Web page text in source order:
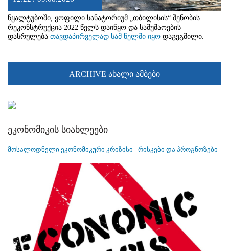
წყალტუბოში, ყოფილი სანატორიუმ „თბილისის“ შენობის
რეკონსტრუქცია 2022 წელს დაიწყო და სამუშაოების
დასრულება თავდაპირველად სამ წელში იყო დაგეგმილი.
ARCHIVE ახალი ამბები
ეკონომიკის სიახლეები
მოსალოდნელი ეკონომიკური კრიზისი - რისკები და პროგნოზები